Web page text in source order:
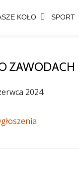
KOŁO SPORT
ZAWODACH
2024